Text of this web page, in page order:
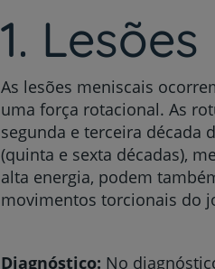
1.
As lesões meniscais
uma força rotacional. As
segunda e terceira década
(quinta e sexta décadas),
alta energia, podem
movimentos torcionais do
Diagnóstico: No